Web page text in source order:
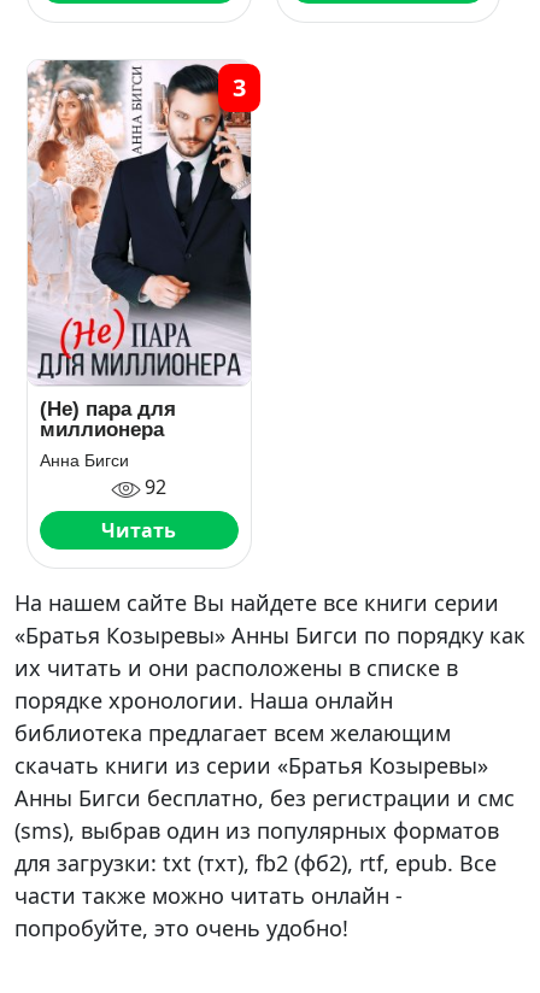
(Не) пара для
миллионера
Анна Бигси
92
Читать
3
На нашем сайте Вы найдете все книги серии
«Братья Козыревы» Анны Бигси по порядку как
их читать и они расположены в списке в
порядке хронологии. Наша онлайн
библиотека предлагает всем желающим
скачать книги из серии «Братья Козыревы»
Анны Бигси бесплатно, без регистрации и смс
(sms), выбрав один из популярных форматов
для загрузки: txt (тхт), fb2 (фб2), rtf, epub. Все
части также можно читать онлайн -
попробуйте, это очень удобно!